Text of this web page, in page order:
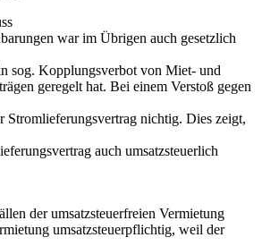
war im Übrigen auch gesetzlich
sog. Kopplungsverbot von Miet- und
geregelt hat. Bei einem Verstoß gegen
Stromlieferungsvertrag nichtig. Dies zeigt,
auch umsatzsteuerlich
der umsatzsteuerfreien Vermietung
umsatzsteuerpflichtig, weil der